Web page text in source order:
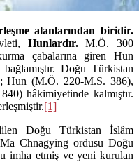
alanlarından biridir.
Hunlardır.M.Ö. 300
çabalarına giren Hun
Doğu Türkistan
Hun (M.Ö. 220-M.S. 386),
hâkimiyetinde kalmıştır.
[1]
Doğu Türkistan İslâm
Chnagying ordusu Doğu
imha etmiş ve yeni kurulan